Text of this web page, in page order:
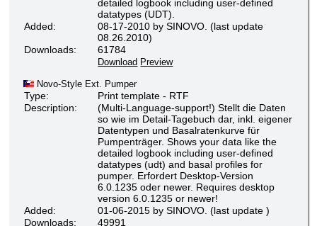
detailed logbook including user-defined
datatypes (UDT).
Added:
08-17-2010 by SINOVO. (last update
08.26.2010)
Downloads:
61784
Download Preview
Novo-Style Ext. Pumper
Type:
Print template - RTF
Description:
(Multi-Language-support!) Stellt die Daten
so wie im Detail-Tagebuch dar, inkl. eigener
Datentypen und Basalratenkurve für
Pumpenträger. Shows your data like the
detailed logbook including user-defined
datatypes (udt) and basal profiles for
pumper. Erfordert Desktop-Version
6.0.1235 oder newer. Requires desktop
version 6.0.1235 or newer!
Added:
01-06-2015 by SINOVO. (last update )
Downloads:
49991